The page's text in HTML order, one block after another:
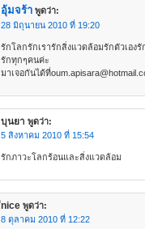
อุ้มจร้า พูดว่า:
28 มิถุนายน 2010 ที่ 19:20
รักโลกรักเรารักสิ่งแวดล้อมรักตัวเอง
รักทุกๆคนค่ะ
มาเจอกันได้ที่
บุนยา พูดว่า:
5 สิงหาคม 2010 ที่ 15:54
รักภาวะโลกร้อนและสิ่งแวดล้อม
ืnice พูดว่า:
8 ตุลาคม 2010 ที่ 12:22